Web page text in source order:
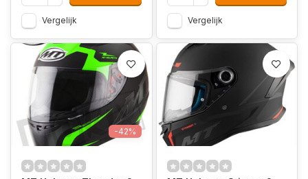
Vergelijk Vergelijk
-42%